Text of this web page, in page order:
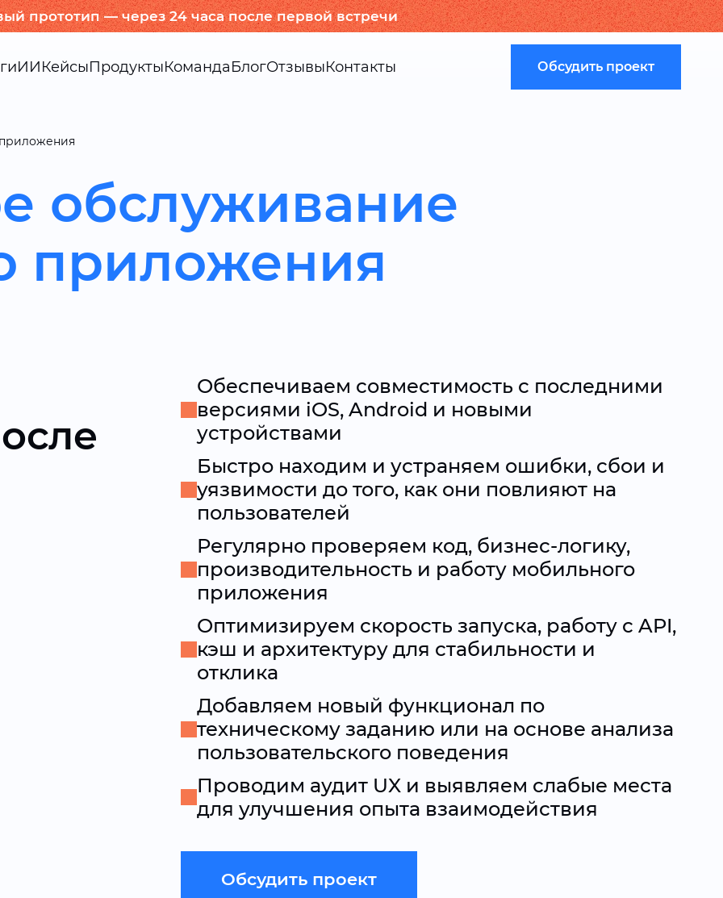
прототип — через 24 часа после первой встречи
ИИКейсыПродуктыКомандаБлогОтзывыКонтакты Обсудить проект
обслуживание
приложения
Обеспечиваем совместимость с последними
версиями iOS, Android и новыми
устройствами
Быстро находим и устраняем ошибки, сбои и
уязвимости до того, как они повлияют на
пользователей
Регулярно проверяем код, бизнес-логику,
производительность и работу мобильного
приложения
Оптимизируем скорость запуска, работу с API,
кэш и архитектуру для стабильности и
отклика
Добавляем новый функционал по
техническому заданию или на основе анализа
пользовательского поведения
Проводим аудит UX и выявляем слабые места
для улучшения опыта взаимодействия
Обсудить проект